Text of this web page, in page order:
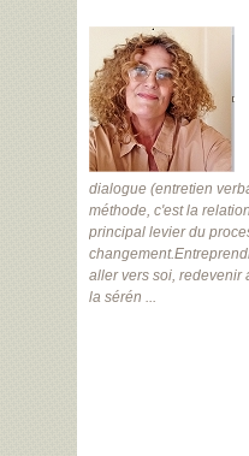
dialogue (entretien
méthode, c'est la
principal levier du
aller vers soi, redevenir
la sérén ...